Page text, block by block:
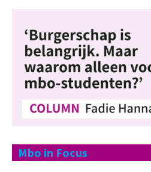
Mbo in Focus